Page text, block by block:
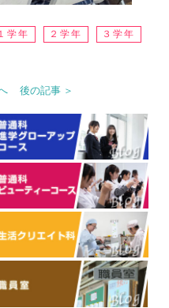
学年 ２学年 ３学年
後の記事 ＞